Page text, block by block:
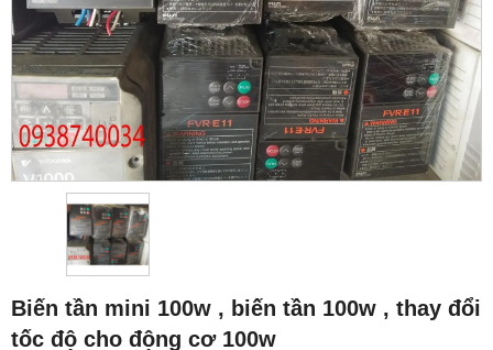
Biến tần mini 100w , biến tần 100w , thay đổi
tốc độ cho động cơ 100w